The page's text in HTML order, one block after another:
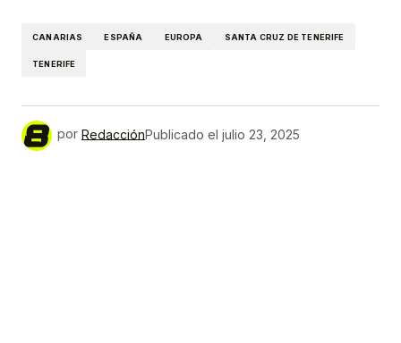
CANARIAS ESPAÑA EUROPA SANTA CRUZ DE TENERIFE
TENERIFE
por RedacciónPublicado el julio 23, 2025